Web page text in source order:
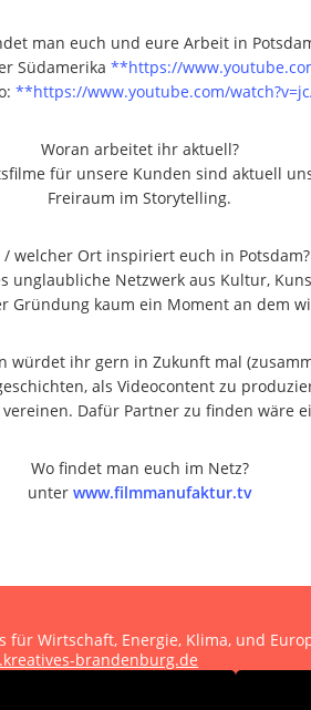
man euch und eure Arbeit in
Südamerika **https://
**https://www.youtube.com/
Woran arbeitet ihr aktuell?
für unsere Kunden sind aktuell
Freiraum im Storytelling.
/ welcher Ort inspiriert euch in Potsdam?
unglaubliche Netzwerk aus Kultur,
Gründung kaum ein Moment an dem
würdet ihr gern in Zukunft mal
als Videocontent zu
Dafür Partner zu finden wäre
Wo findet man euch im Netz?
unter www.filmmanufaktur.tv
für Wirtschaft, Energie, Klima, und
brandenburg.de